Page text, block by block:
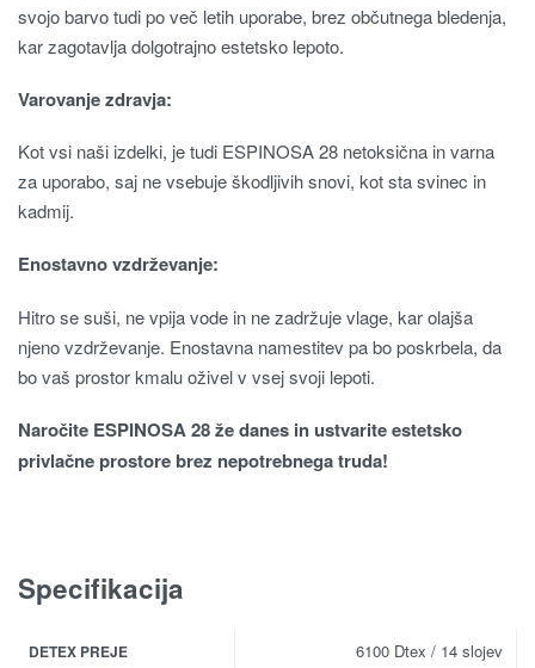
svojo barvo tudi po več letih uporabe, brez občutnega bledenja,
kar zagotavlja dolgotrajno estetsko lepoto.
Varovanje zdravja:
Kot vsi naši izdelki, je tudi ESPINOSA 28 netoksična in varna
za uporabo, saj ne vsebuje škodljivih snovi, kot sta svinec in
kadmij.
Enostavno vzdrževanje:
Hitro se suši, ne vpija vode in ne zadržuje vlage, kar olajša
njeno vzdrževanje. Enostavna namestitev pa bo poskrbela, da
bo vaš prostor kmalu oživel v vsej svoji lepoti.
Naročite ESPINOSA 28 že danes in ustvarite estetsko
privlačne prostore brez nepotrebnega truda!
Specifikacija
DETEX PREJE 6100 Dtex / 14 slojev